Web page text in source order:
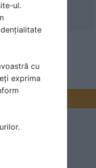
ul.
cu
exprima